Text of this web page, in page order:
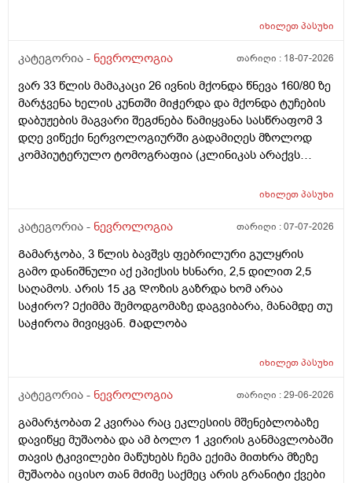
იხილეთპასუხი
კატეგორია - ნევროლოგია თარიღი : 18-07-2026
ვარ 33 წლის მამაკაცი 26 ივნის მქონდა წნევა 160/80 ზე
მარჯვენა ხელის კუნთში მიჭერდა და მქონდა ტუჩების
დაბუჟების მაგვარი შეგძნება წამიყვანა სასწრაფომ 3
დღე ვიწექი ნერვოლოგიურში გადამიღეს მზოლოდ
კომპიუტერულო ტომოგრაფია (კლინიკას არაქვს
ნეტვოზულოაო გამოწერისას წავედი კვლავ გადავიღე
მწვავე არაფერიაო ძალიან ვნერვიულობ ხელ თითქოს
შეგძნება რას მიღჩევთ რა გამოკვლევა ჩავიტარო ვერ
ვშვიდები სულ შიშო ვარ ერთი თვე გავიდა და
სიმპტომები არ ქრება
იხილეთპასუხი
კატეგორია - ნევროლოგია თარიღი :07-07-2026
Გამარჯობა, 3 წლის ბავშვს ფებრილური გულყრის
გამო დანიშნული აქ ეპიქსის ხსნარი, 2,5 დილით 2,5
საღამოს. Არის 15 კგ Დოზის გაზრდა ხომ არაა
საჭირო? Ექიმმა შემოდგომაზე დაგვიბარა, მანამდე თუ
საჭიროა მივიყვან. Მადლობა
იხილეთპასუხი
კატეგორია - ნევროლოგია თარიღი :29-06-2026
გამარჯობათ 2 კვირაა რაც ეკლესიის მშენებლობაზე
დავიწყე მუშაობა და ამ ბოლო 1 კვირის განმავლობაში
თავის ტკივილები მაწუხებს ჩემა ექიმა მითხრა მზეზე
მუშაობა იცისო თან მძიმე საქმეც არის გრანიტი ქვები